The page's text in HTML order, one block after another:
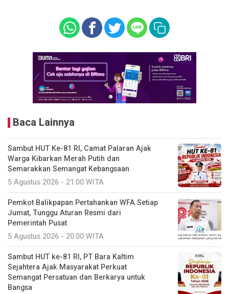
Baca Lainnya
Sambut HUT Ke-81 RI, Camat Palaran Ajak
Warga Kibarkan Merah Putih dan
Semarakkan Semangat Kebangsaan
5 Agustus 2026 - 21:00 WITA
Pemkot Balikpapan Pertahankan WFA Setiap
Jumat, Tunggu Aturan Resmi dari
Pemerintah Pusat
5 Agustus 2026 - 20:00 WITA
Sambut HUT ke-81 RI, PT Bara Kaltim
Sejahtera Ajak Masyarakat Perkuat
Semangat Persatuan dan Berkarya untuk
Bangsa